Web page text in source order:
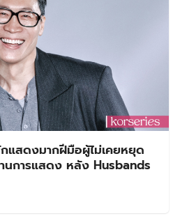
แสดงมากฝีมือผู้ไม่เคยหยุด
นการแสดง หลัง Husbands